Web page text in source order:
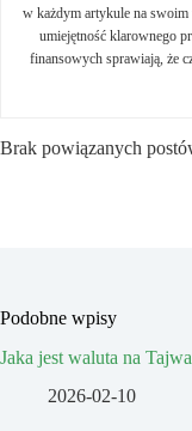
w każdym artykule na swoim
umiejętność klarownego
finansowych sprawiają, że
Brak powiązanych
Podobne wpisy
Jaka jest waluta na
2026-02-10